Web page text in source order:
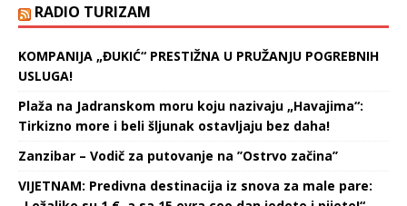
RADIO TURIZAM
KOMPANIJA „ĐUKIĆ“ PRESTIŽNA U PRUŽANJU POGREBNIH
USLUGA!
Plaža na Jadranskom moru koju nazivaju „Havajima“:
Tirkizno more i beli šljunak ostavljaju bez daha!
Zanzibar – Vodič za putovanje na ’’Ostrvo začina’’
VIJETNAM: Predivna destinacija iz snova za male pare: